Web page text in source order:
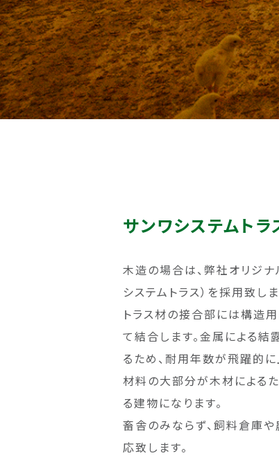
サンワシステムトラ
木造の場合は、弊社オリジナ
システムトラス）を採用致しま
トラス材の接合部には構造
て結合します。金属による結
るため、耐用年数が飛躍的に
材料の大部分が木材による
る建物になります。
畜舎のみならず、飼料倉庫
応致します。